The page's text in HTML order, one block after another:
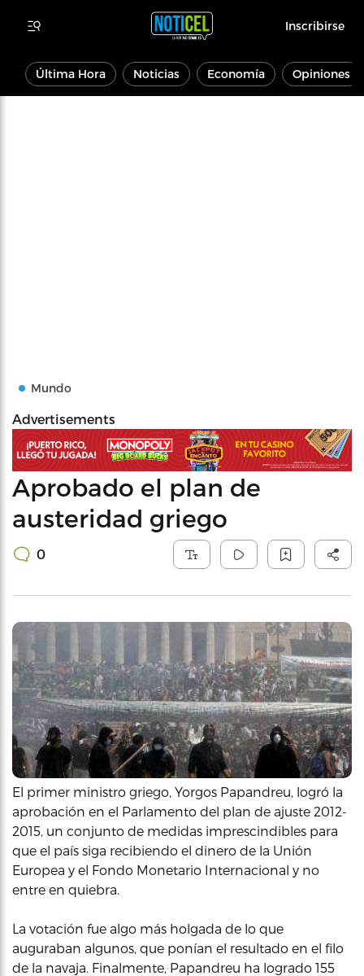
Inscribirse
Última Hora Noticias Economía Opiniones
Mundo
Advertisements
Aprobado el plan de
austeridad griego
0
El primer ministro griego, Yorgos Papandreu, logró la
aprobación en el Parlamento del plan de ajuste 2012-
2015, un conjunto de medidas imprescindibles para
que el país siga recibiendo el dinero de la Unión
Europea y el Fondo Monetario Internacional y no
entre en quiebra.
La votación fue algo más holgada de lo que
auguraban algunos, que ponían el resultado en el filo
de la navaja. Finalmente, Papandreu ha logrado 155